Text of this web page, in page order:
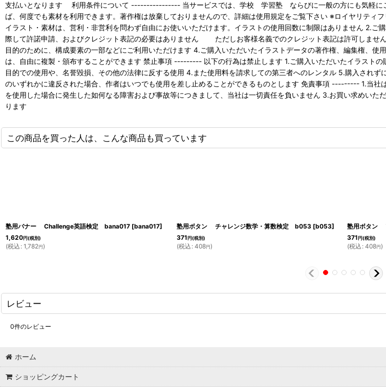
支払いとなります 利用条件について ---------------- 当サービスでは、学校 学習塾 ならびに一般の方にも気軽に
ば、何度でも素材を利用できます。著作権は放棄しておりませんので、詳細は使用規定をご覧下さい ※ロイヤリテ
イラスト・素材は、営利・非営利を問わず自由にお使いいただけます。イラストの使用回数に制限はありません 2.
際して許諾申請、およびクレジット表記の必要はありません ただしお客様名義でのクレジット表記は許可しませ
目的のために、構成要素の一部などにご利用いただけます 4.ご購入いただいたイラストデータの著作権、編集権、
は、自由に複製・頒布することができます 禁止事項 --------- 以下の行為は禁止します 1.ご購入いただいたイラスト
目的での使用や、名誉毀損、その他の法律に反する使用 4.また使用料を請求しての第三者へのレンタル 5.購入され
のいずれかに違反された場合、作者はいつでも使用を差し止めることができるものとします 免責事項 --------- 1.当
を使用した場合に発生した如何なる障害および事故等につきまして、当社は一切責任を負いません 3.お買い求めい
ります
この商品を買った人は、こんな商品も買っています
塾用バナー Challenge英語検定 bana017 [bana017]
1,620円(税別)
(税込 : 1,782円)
塾用ボタン チャレンジ数学・算数検定 b053 [b053]
371円(税別)
(税込 : 408円)
塾用ボタン
371円(税別)
(税込 : 408円)
レビュー
0件のレビュー
ホーム
ショッピングカート